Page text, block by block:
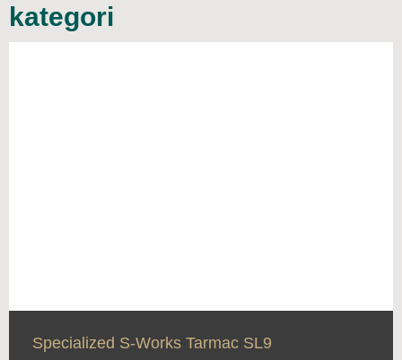
kategori
Specialized S-Works Tarmac SL9